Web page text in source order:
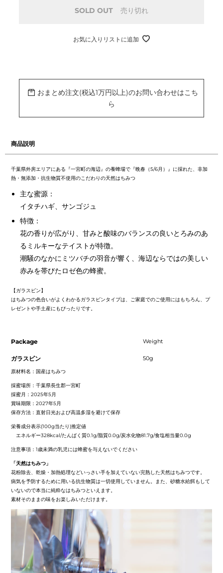
格
SOLD OUT 売り切れ
お気に入りリストに追加
追
る
おまとめ注文(税込1万円以上)のお問い合わせはこち
ら
商品説明
千葉県外房エリアにある『一宮町の海辺』の養蜂場で『晩春（5/6月）』に採れた、非加
熱・無添加・抗生物質不使用のこだわりの天然はちみつ
主な蜜源：
イタチハギ、サンゴジュ
特徴：
花の香りが広がり、甘みと酸味のバランスの良いとろみのあ
るミルキーなテイストが特徴。
潮騒のなかにミツバチの羽音が響く、海辺ならではの美しい
赤みを帯びたロゼ色の蜂蜜。
【ガラスビン】
はちみつの色合いがよくわかるガラスビンタイプは、ご家庭でのご使用にはもちろん、プ
レゼントや手土産にもぴったりです。
Package Weight
ガラスビン 50g
原材料名：国産はちみつ
採蜜場所：千葉県長生郡一宮町
採蜜月：2025年5月
賞味期限：2027年5月
保存方法：直射日光および高温多湿を避けて保存
栄養成分表示(100g当たり)推定値
エネルギー328kcal/たんぱく質0.1g/脂質0.0g/炭水化物81.7g/食塩相当量0.0g
注意事項：1歳未満の乳児には蜂蜜を与えないでください
「天然はちみつ」
花粉除去、乾燥・加熱処理などいっさい手を加えていない完熟した天然はちみつです。
病気を予防するために用いる抗生物質は一切使用していません。また、砂糖水給餌もして
いないので本当に純粋なはちみつといえます。
素材そのままの味をお楽しみいただけます。